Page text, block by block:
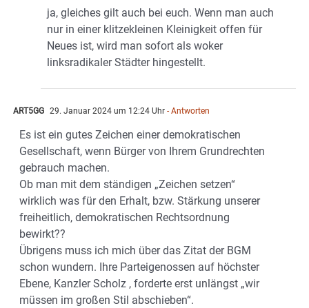
ja, gleiches gilt auch bei euch. Wenn man auch
nur in einer klitzekleinen Kleinigkeit offen für
Neues ist, wird man sofort als woker
linksradikaler Städter hingestellt.
ART5GG 29. Januar 2024 um 12:24 Uhr - Antworten
Es ist ein gutes Zeichen einer demokratischen
Gesellschaft, wenn Bürger von Ihrem Grundrechten
gebrauch machen.
Ob man mit dem ständigen „Zeichen setzen“
wirklich was für den Erhalt, bzw. Stärkung unserer
freiheitlich, demokratischen Rechtsordnung
bewirkt??
Übrigens muss ich mich über das Zitat der BGM
schon wundern. Ihre Parteigenossen auf höchster
Ebene, Kanzler Scholz , forderte erst unlängst „wir
müssen im großen Stil abschieben“.